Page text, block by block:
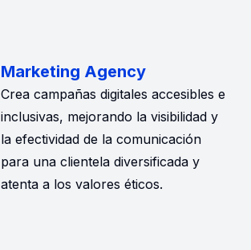
Marketing Agency
Crea campañas digitales accesibles e
inclusivas, mejorando la visibilidad y
la efectividad de la comunicación
para una clientela diversificada y
atenta a los valores éticos.